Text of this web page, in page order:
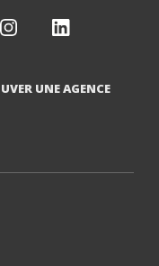
UNE AGENCE